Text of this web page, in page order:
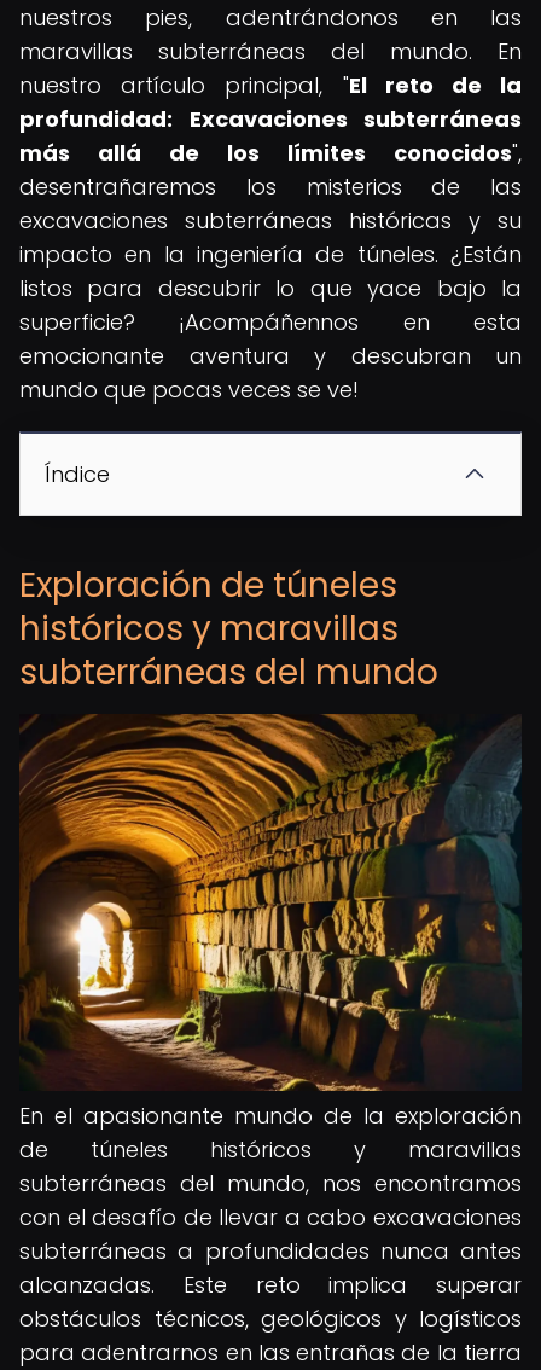
nuestros pies, adentrándonos en las
maravillas subterráneas del mundo. En
nuestro artículo principal, "El reto de la
profundidad: Excavaciones subterráneas
más allá de los límites conocidos",
desentrañaremos los misterios de las
excavaciones subterráneas históricas y su
impacto en la ingeniería de túneles. ¿Están
listos para descubrir lo que yace bajo la
superficie? ¡Acompáñennos en esta
emocionante aventura y descubran un
mundo que pocas veces se ve!
Índice
Exploración de túneles
históricos y maravillas
subterráneas del mundo
En el apasionante mundo de la exploración
de túneles históricos y maravillas
subterráneas del mundo, nos encontramos
con el desafío de llevar a cabo excavaciones
subterráneas a profundidades nunca antes
alcanzadas. Este reto implica superar
obstáculos técnicos, geológicos y logísticos
para adentrarnos en las entrañas de la tierra